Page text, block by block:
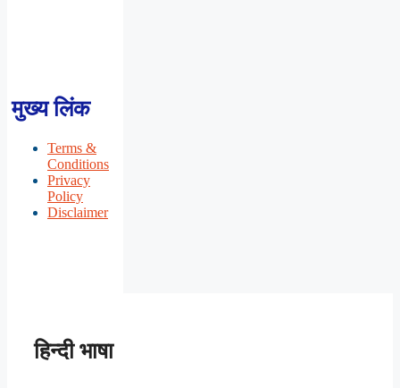
मुख्य लिंक
Terms &
Conditions
Privacy
Policy
Disclaimer
हिन्दी भाषा